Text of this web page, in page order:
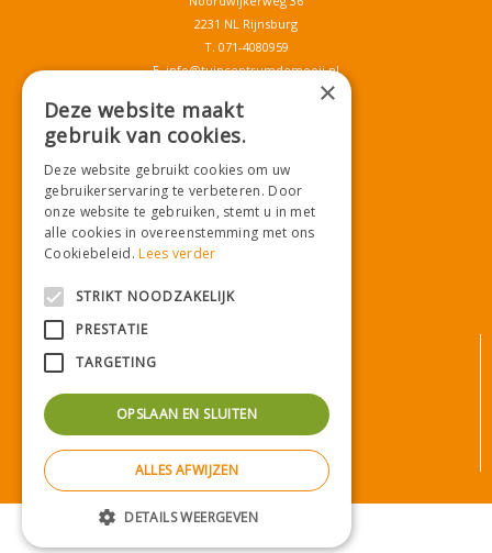
2231 NL Rijnsburg
T. 071-4080959
E.info@tuincentrumdemooij.nl
Download onze App!
Betaalinformatie
Privacy policy
Green Solutions|Tuincentrum Overzicht
×
Deze website maakt
gebruik van cookies.
Deze website gebruikt cookies om uw
gebruikerservaring te verbeteren. Door
onze website te gebruiken, stemt u in met
alle cookies in overeenstemming met ons
Cookiebeleid.Lees verder
STRIKT NOODZAKELIJK
PRESTATIE
TARGETING
OPSLAAN EN SLUITEN
ALLES AFWIJZEN
DETAILS WEERGEVEN